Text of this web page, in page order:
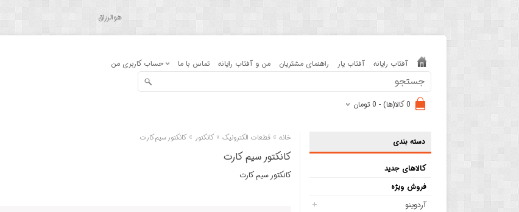
هوالرزاق
آفتاب رایانه آفتاب یار راهنمای مشتریان من و آفتاب رایانه تماس با ما حساب کاربری من
0 کالا(ها) - 0 تومان
دسته بندی
کالاهای جدید
فروش ویژه
آردوینو
خانه »قطعات الکترونیک »کانکتور »کانکتور سیم کارت
کانکتور سیم کارت
کانکتور سیم کارت